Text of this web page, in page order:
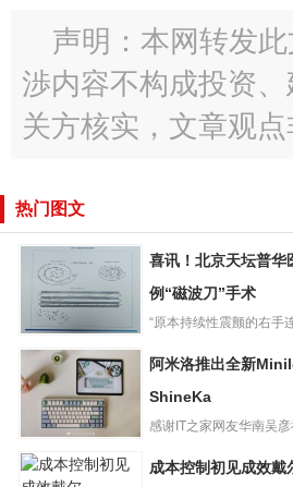
声明：本网转发
渉内容不构成投资
关方核实，文章观
热门图文
喜讯！北京天坛
普华医院成功完
成首例“磁波刀”手
喜讯！北京天坛普华
例“磁波刀”手术
“原本持续性震颤的右手
阿米洛推出全新
Minilo75%和
阿米洛推出全新
ShineKa
感谢IT之家网友华南吴彦
成本控制初见成效